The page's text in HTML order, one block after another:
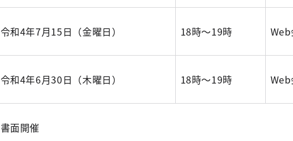
令和4年7月15日（金曜日） 18時～19時
令和4年6月30日（木曜日） 18時～19時
書面開催